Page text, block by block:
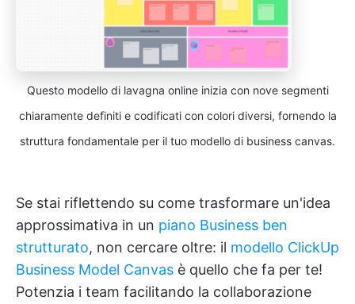
Questo modello di lavagna online inizia con nove segmenti
chiaramente definiti e codificati con colori diversi, fornendo la
struttura fondamentale per il tuo modello di business canvas.
Se stai riflettendo su come trasformare un'idea
approssimativa in un piano Business ben
strutturato, non cercare oltre: il modello ClickUp
Business Model Canvas è quello che fa per te!
Potenzia i team facilitando la collaborazione